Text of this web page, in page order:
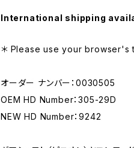
International shipping
＊ Please use your browser's
オーダー ナンバー：0030505
OEM HD Number：305-29D
NEW HD Number：9242